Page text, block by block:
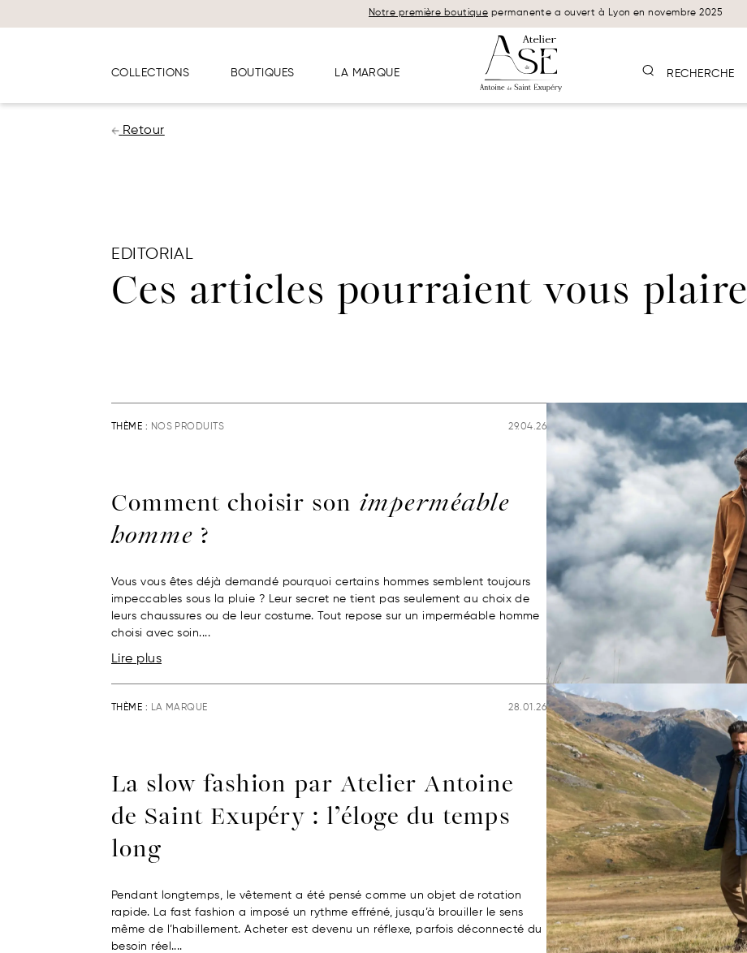
Notre première boutiquepermanente a ouvert à Lyon en novembre 2025
COLLECTIONS BOUTIQUES LA MARQUE RECHERCHE
Retour
EDITORIAL
Ces articles pourraient vous plaire
THÈME : NOS PRODUITS 29.04.26
Comment choisir son imperméable
homme ?
Vous vous êtes déjà demandé pourquoi certains hommes semblent toujours
impeccables sous la pluie ? Leur secret ne tient pas seulement au choix de
leurs chaussures ou de leur costume. Tout repose sur un imperméable homme
choisi avec soin....
Lire plus
THÈME : LA MARQUE 28.01.26
La slow fashion par Atelier Antoine
de Saint Exupéry : l’éloge du temps
long
Pendant longtemps, le vêtement a été pensé comme un objet de rotation
rapide. La fast fashion a imposé un rythme effréné, jusqu’à brouiller le sens
même de l’habillement. Acheter est devenu un réflexe, parfois déconnecté du
besoin réel....